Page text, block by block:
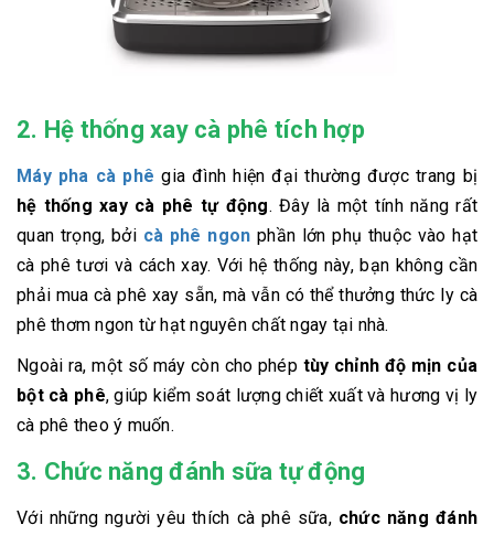
2. Hệ thống xay cà phê tích hợp
Máy pha cà phê gia đình hiện đại thường được trang bị
hệ thống xay cà phê tự động. Đây là một tính năng rất
quan trọng, bởi cà phê ngon phần lớn phụ thuộc vào hạt
cà phê tươi và cách xay. Với hệ thống này, bạn không cần
phải mua cà phê xay sẵn, mà vẫn có thể thưởng thức ly cà
phê thơm ngon từ hạt nguyên chất ngay tại nhà.
Ngoài ra, một số máy còn cho phép tùy chỉnh độ mịn của
bột cà phê, giúp kiểm soát lượng chiết xuất và hương vị ly
cà phê theo ý muốn.
3. Chức năng đánh sữa tự động
Với những người yêu thích cà phê sữa, chức năng đánh